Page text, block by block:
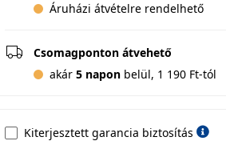
Áruházi átvételre rendelhető
Csomagponton átvehető
akár 5 napon belül, 1 190 Ft-tól
Kiterjesztett garancia biztosítás